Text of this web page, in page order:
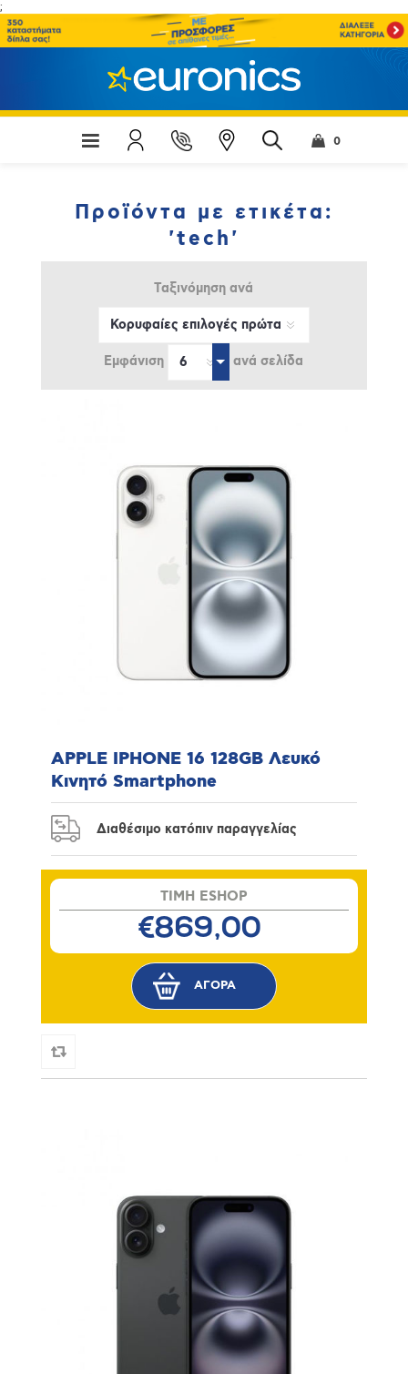
;
0
Προϊόντα με ετικέτα:
'tech'
Ταξινόμηση ανά
Εμφάνιση ανά σελίδα
APPLE IPHONE 16 128GB Λευκό
Κινητό Smartphone
Διαθέσιμο κατόπιν παραγγελίας
TIMH ESHOP
€869,00